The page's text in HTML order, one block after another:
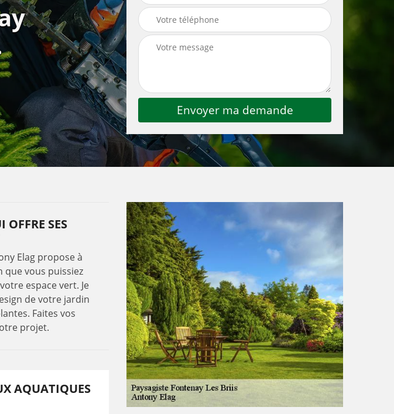
SES
Elag propose à
que vous puissiez
espace vert. Je
de votre jardin
Faites vos
projet.
AQUATIQUES